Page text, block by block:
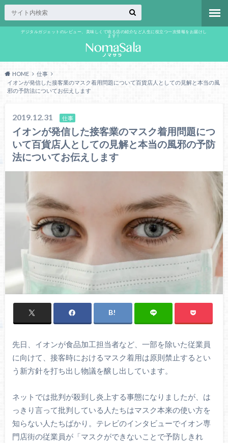
デジタルガジェットのレビュー、美味しくて唸る店の紹介など人生に役立つ一次情報をお届けし
ます！
HOME
仕事
イオンが発信した接客業のマスク着用問題について百貨店人としての見解と本当の風
邪の予防法についてお伝えします
2019.12.31 仕事
イオンが発信した接客業のマスク着用問題につ
いて百貨店人としての見解と本当の風邪の予防
法についてお伝えします
先日、イオンが食品加工担当者など、一部を除いた従業員
に向けて、接客時におけるマスク着用は原則禁止するとい
う新方針を打ち出し物議を醸し出しています。
ネットでは批判が殺到し炎上する事態になりましたが、は
っきり言って批判している人たちはマスク本来の使い方を
知らない人たちばかり。テレビのインタビューでイオン専
門店街の従業員が「マスクができないことで予防しきれ